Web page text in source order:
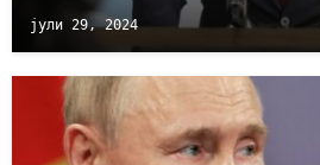
јули 29, 2024